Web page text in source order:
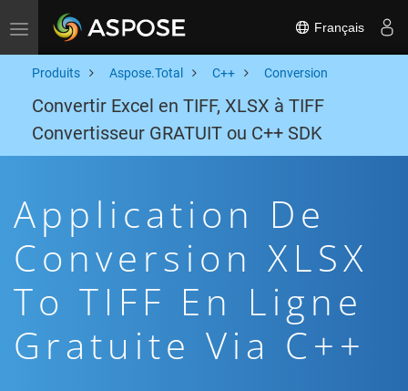
Toggle navigation Français
Produits Aspose.Total C++ Conversion
Convertir Excel en TIFF, XLSX à TIFF
Convertisseur GRATUIT ou C++ SDK
Application De
Conversion XLSX
To TIFF En Ligne
Gratuite Via C++